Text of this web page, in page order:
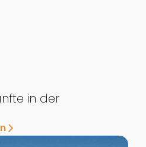
in der
arrow_forward_ios
Alpenwelt Resort